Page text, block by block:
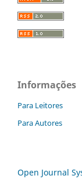
Informações
Para Leitores
Para Autores
Open Journal